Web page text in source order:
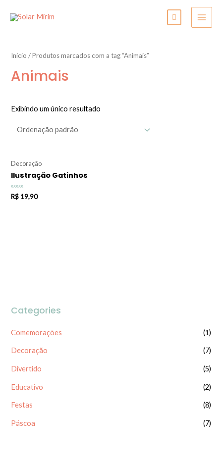
Categories
Comemorações (1)
Decoração (7)
Divertido (5)
Educativo (2)
Festas (8)
Páscoa (7)
Início / Produtos marcados com a tag “Animais”
Animais
Exibindo um único resultado
Decoração
Ilustração Gatinhos
Avaliação
0
R$ 19,90